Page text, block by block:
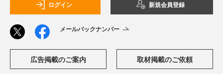
ログイン 新規会員登録
メールバックナンバー
広告掲載のご案内 取材掲載のご依頼